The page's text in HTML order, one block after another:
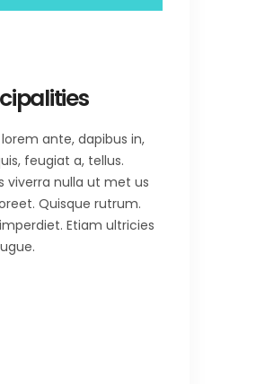
ante, dapibus in,
feugiat a, tellus.
viverra nulla ut met us
Quisque rutrum.
Etiam ultricies